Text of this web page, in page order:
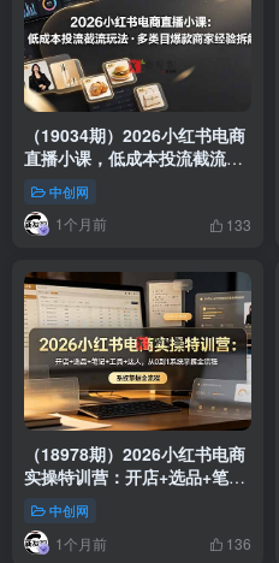
（19034期）2026小红书电商
直播小课，低成本投流截流玩
法，多类目爆款商家经验完整
拆解教学
中创网
1个月前 133
（18978期）2026小红书电商
实操特训营：开店+选品+笔记
+工具+达人，从0到1系统掌握
全流程
中创网
1个月前 136